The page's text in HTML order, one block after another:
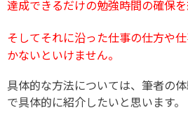
達成できるだけの勉強時間の確保を
そしてそれに沿った仕事の仕方や仕
かないといけません。
具体的な方法については、筆者の
で具体的に紹介したいと思います。